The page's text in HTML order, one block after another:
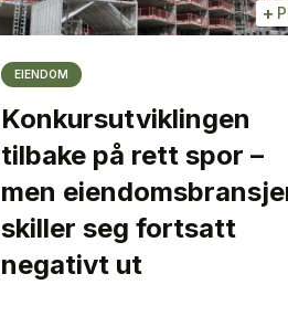
+
EIENDOM
Konkursutviklingen
tilbake på rett spor –
men
skiller seg fortsatt
negativt ut